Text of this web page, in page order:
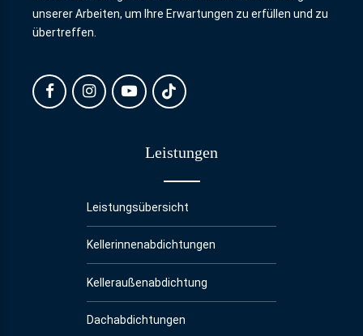
unserer Arbeiten, um Ihre Erwartungen zu erfüllen und zu
übertreffen.
Leistungen
Leistungsübersicht
Kellerinnenabdichtungen
Kelleraußenabdichtung
Dachabdichtungen